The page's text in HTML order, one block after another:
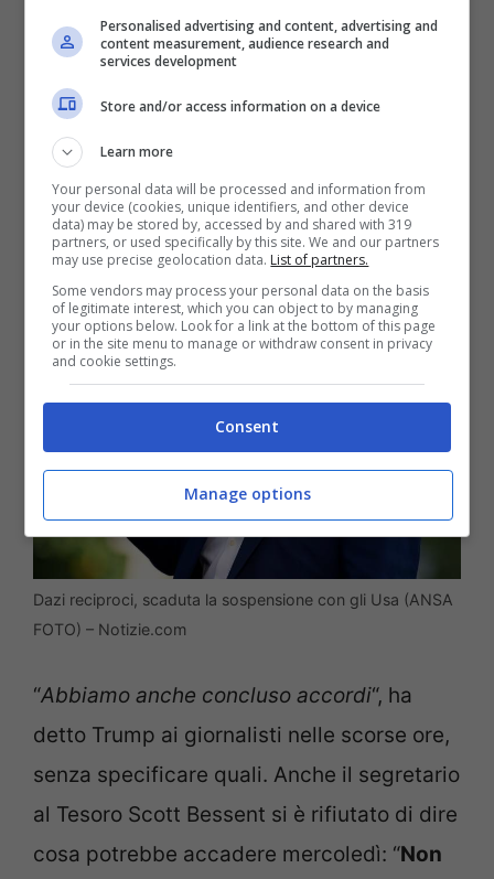
un’imposta di base del 10% sulle
importazioni da tutti i Paesi. Discorso a
parte per la produzione e l’import/export
diacciaio e alluminio
dazi del 50 e del 25% rispettivamente.
Dazi reciproci, scaduta la sospensione con gli Usa (ANSA
FOTO) – Notizie.com
“Abbiamo anche concluso accordi“, ha
detto Trump ai giornalisti nelle scorse ore,
senza specificare quali. Anche il segretario
al Tesoro Scott Bessent si è rifiutato di dire
cosa potrebbe accadere mercoledì: “Non
Personalised advertising and content, advertising and
content measurement, audience research and
services development
Store and/or access information on a device
Learn more
Your personal data will be processed and information from
your device (cookies, unique identifiers, and other device
data) may be stored by, accessed by and shared with 319
partners, or used specifically by this site. We and our partners
may use precise geolocation data. List of partners.
Some vendors may process your personal data on the basis
of legitimate interest, which you can object to by managing
your options below. Look for a link at the bottom of this page
or in the site menu to manage or withdraw consent in privacy
and cookie settings.
Consent
Manage options